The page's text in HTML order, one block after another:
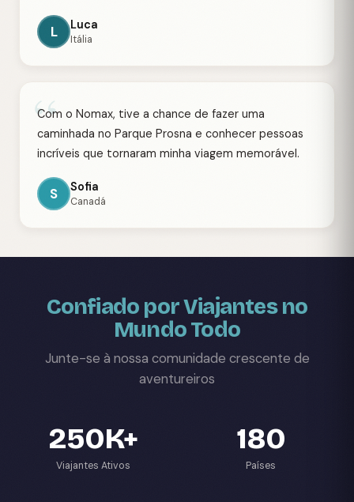
L Luca
Itália
“
Com o Nomax, tive a chance de fazer uma
caminhada no Parque Prosna e conhecer pessoas
incríveis que tornaram minha viagem memorável.
S Sofia
Canadá
Confiado por Viajantes no
Mundo Todo
Junte-se à nossa comunidade crescente de
aventureiros
250K+
Viajantes Ativos
180
Países